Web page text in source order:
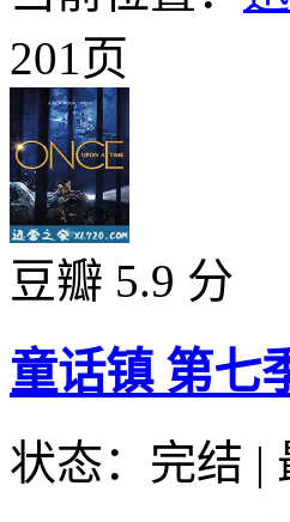
201页
豆瓣 5.9 分
童话镇 第七
状态：完结 |